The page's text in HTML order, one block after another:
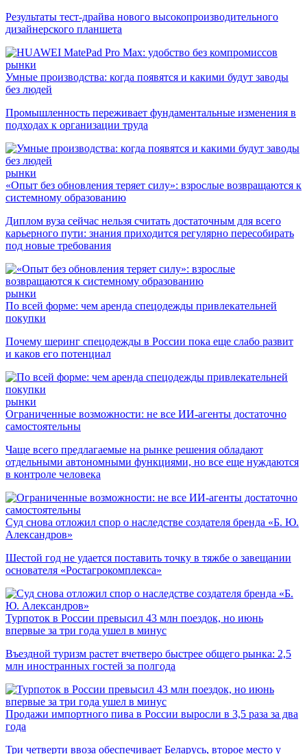
Результаты тест-драйва нового высокопроизводительного
дизайнерского планшета
рынки
Умные производства: когда появятся и какими будут заводы
без людей
Промышленность переживает фундаментальные изменения в
подходах к организации труда
рынки
«Опыт без обновления теряет силу»: взрослые возвращаются к
системному образованию
Диплом вуза сейчас нельзя считать достаточным для всего
карьерного пути: знания приходится регулярно пересобирать
под новые требования
рынки
По всей форме: чем аренда спецодежды привлекательней
покупки
Почему шеринг спецодежды в России пока еще слабо развит
и каков его потенциал
рынки
Ограниченные возможности: не все ИИ-агенты достаточно
самостоятельны
Чаще всего предлагаемые на рынке решения обладают
отдельными автономными функциями, но все еще нуждаются
в контроле человека
Суд снова отложил спор о наследстве создателя бренда «Б. Ю.
Александров»
Шестой год не удается поставить точку в тяжбе о завещании
основателя «Ростагрокомплекса»
Турпоток в России превысил 43 млн поездок, но июнь
впервые за три года ушел в минус
Въездной туризм растет вчетверо быстрее общего рынка: 2,5
млн иностранных гостей за полгода
Продажи импортного пива в России выросли в 3,5 раза за два
года
Три четверти ввоза обеспечивает Беларусь, второе место у